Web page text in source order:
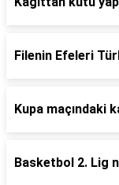
Filenin Efeleri
Kupa maçındaki
Basketbol 2. Lig